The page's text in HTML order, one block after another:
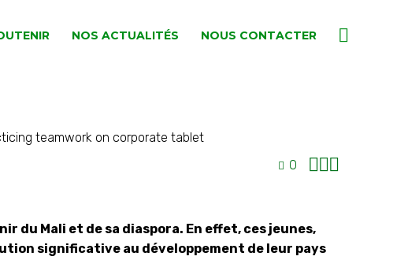
NOS ACTUALITÉS NOUS CONTACTER
0 
du Mali et de sa diaspora. En effet, ces jeunes,
significative au développement de leur pays